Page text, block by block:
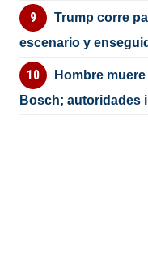
Trump corre
escenario y
Hombre
Bosch; autoridades